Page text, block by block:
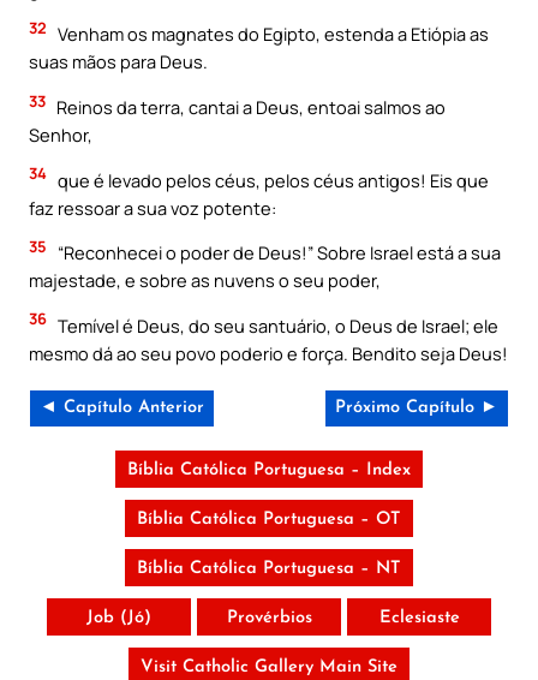
32 Venham os magnates do Egipto, estenda a Etiópia as
suas mãos para Deus.
33 Reinos da terra, cantai a Deus, entoai salmos ao
Senhor,
34 que é levado pelos céus, pelos céus antigos! Eis que
faz ressoar a sua voz potente:
35
“Reconhecei o poder de Deus!” Sobre Israel está a sua
majestade, e sobre as nuvens o seu poder,
36 Temível é Deus, do seu santuário, o Deus de Israel; ele
mesmo dá ao seu povo poderio e força. Bendito seja Deus!
◄ Capítulo Anterior Próximo Capítulo ►
Bíblia Católica Portuguesa – Index
Bíblia Católica Portuguesa – OT
Bíblia Católica Portuguesa – NT
Job (Jó) Provérbios Eclesiaste
Visit Catholic Gallery Main Site